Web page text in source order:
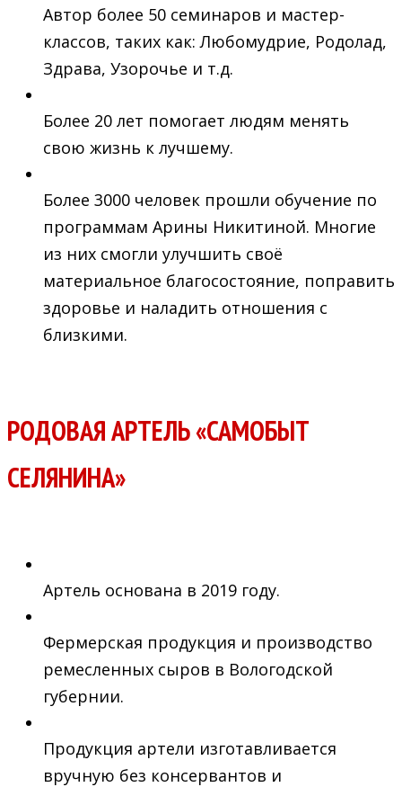
Автор более 50 семинаров и мастер-
классов, таких как: Любомудрие, Родолад,
Здрава, Узорочье и т.д.
Более 20 лет помогает людям менять
свою жизнь к лучшему.
Более 3000 человек прошли обучение по
программам Арины Никитиной. Многие
из них смогли улучшить своё
материальное благосостояние, поправить
здоровье и наладить отношения с
близкими.
РОДОВАЯ АРТЕЛЬ «САМОБЫТ
СЕЛЯНИНА»
Артель основана в 2019 году.
Фермерская продукция и производство
ремесленных сыров в Вологодской
губернии.
Продукция артели изготавливается
вручную без консервантов и